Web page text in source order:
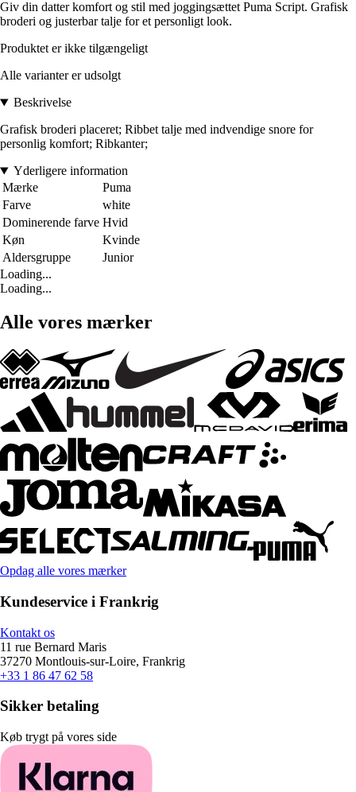
Giv din datter komfort og stil med joggingsættet Puma Script. Grafisk
broderi og justerbar talje for et personligt look.
Produktet er ikke tilgængeligt
Alle varianter er udsolgt
Beskrivelse
Grafisk broderi placeret; Ribbet talje med indvendige snore for
personlig komfort; Ribkanter;
Yderligere information
Mærke
Puma
Farve
white
Dominerende farve Hvid
Køn
Kvinde
Aldersgruppe
Junior
Loading...
Loading...
Alle vores mærker
Opdag alle vores mærker
Kundeservice i Frankrig
Kontakt os
11 rue Bernard Maris
37270 Montlouis-sur-Loire, Frankrig
+33 1 86 47 62 58
Sikker betaling
Køb trygt på vores side